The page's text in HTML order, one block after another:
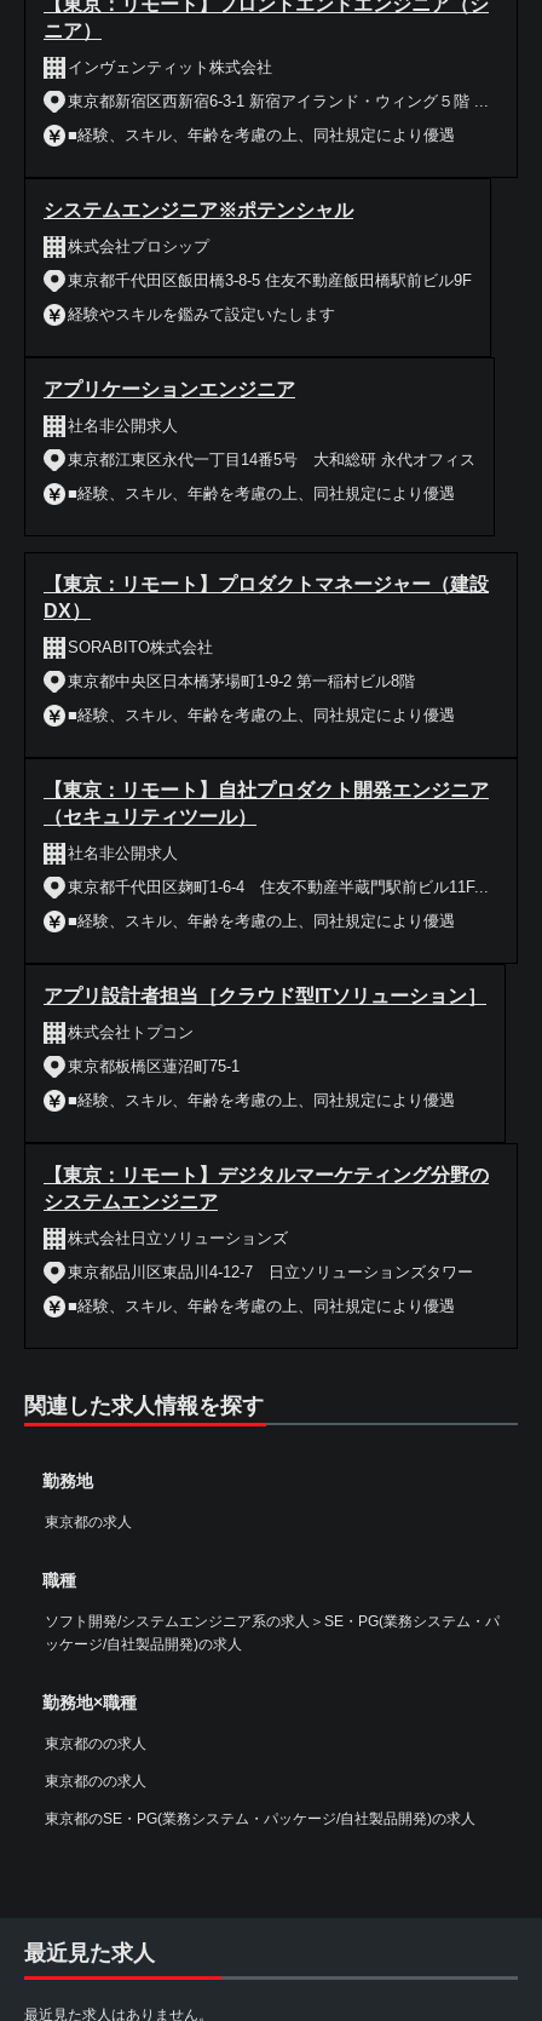
【東京：リモート】フロントエンドエンジニア（シ
ニア）
インヴェンティット株式会社
東京都新宿区西新宿6-3-1 新宿アイランド・ウィング５階 ...
■経験、スキル、年齢を考慮の上、同社規定により優遇
システムエンジニア※ポテンシャル
株式会社プロシップ
東京都千代田区飯田橋3-8-5 住友不動産飯田橋駅前ビル9F
経験やスキルを鑑みて設定いたします
アプリケーションエンジニア
社名非公開求人
東京都江東区永代一丁目14番5号 大和総研 永代オフィス
■経験、スキル、年齢を考慮の上、同社規定により優遇
【東京：リモート】プロダクトマネージャー（建設
DX）
SORABITO株式会社
東京都中央区日本橋茅場町1-9-2 第一稲村ビル8階
■経験、スキル、年齢を考慮の上、同社規定により優遇
【東京：リモート】自社プロダクト開発エンジニア
（セキュリティツール）
社名非公開求人
東京都千代田区麹町1-6-4 住友不動産半蔵門駅前ビル11F...
■経験、スキル、年齢を考慮の上、同社規定により優遇
アプリ設計者担当［クラウド型ITソリューション］
株式会社トプコン
東京都板橋区蓮沼町75-1
■経験、スキル、年齢を考慮の上、同社規定により優遇
【東京：リモート】デジタルマーケティング分野の
システムエンジニア
株式会社日立ソリューションズ
東京都品川区東品川4-12-7 日立ソリューションズタワー
■経験、スキル、年齢を考慮の上、同社規定により優遇
関連した求人情報を探す
勤務地
東京都の求人
職種
ソフト開発/システムエンジニア系の求人 ＞ SE・PG(業務システム・パ
ッケージ/自社製品開発)の求人
勤務地×職種
東京都のの求人
東京都のの求人
東京都のSE・PG(業務システム・パッケージ/自社製品開発)の求人
最近見た求人
最近見た求人はありません。